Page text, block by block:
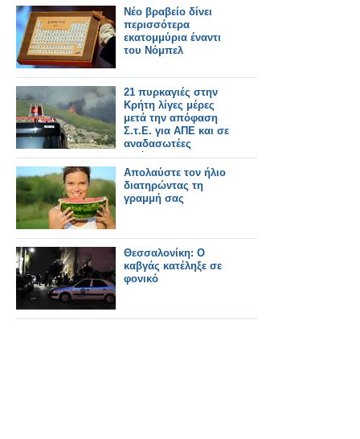
Νέο βραβείο δίνει
περισσότερα
εκατομμύρια έναντι
του Νόμπελ
21 πυρκαγιές στην
Κρήτη λίγες μέρες
μετά την απόφαση
Σ.τ.Ε. για ΑΠΕ και σε
αναδασωτέες
εκτάσεις !
Απολαύστε τον ήλιο
διατηρώντας τη
γραμμή σας
Θεσσαλονίκη: Ο
καβγάς κατέληξε σε
φονικό